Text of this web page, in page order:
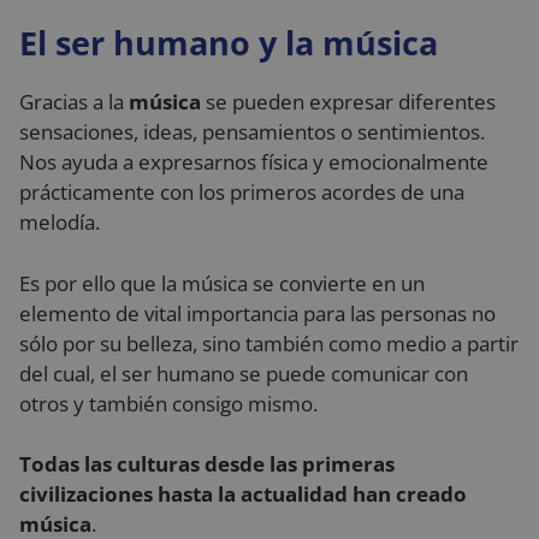
El ser humano y la música
Gracias a la música se pueden expresar diferentes
sensaciones, ideas, pensamientos o sentimientos.
Nos ayuda a expresarnos física y emocionalmente
prácticamente con los primeros acordes de una
melodía.
Es por ello que la música se convierte en un
elemento de vital importancia para las personas no
sólo por su belleza, sino también como medio a partir
del cual, el ser humano se puede comunicar con
otros y también consigo mismo.
Todas las culturas desde las primeras
civilizaciones hasta la actualidad han creado
música.